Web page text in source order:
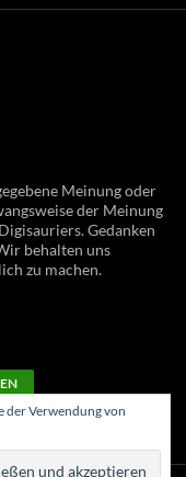
Meinung oder
der Meinung
Gedanken
behalten uns
zu machen.
der Verwendung von